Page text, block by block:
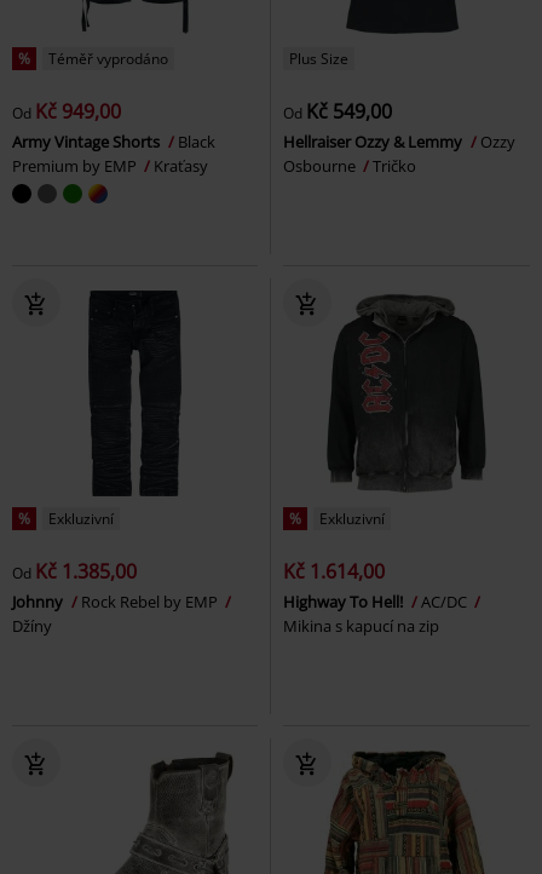
% Téměř vyprodáno
Od Kč 949,00
Army Vintage Shorts
Black
Premium by EMP
Kraťasy
Plus Size
Od Kč 549,00
Hellraiser Ozzy & Lemmy
Ozzy
Osbourne
Tričko
% Exkluzivní
Od Kč 1.385,00
Johnny
Rock Rebel by EMP
Džíny
% Exkluzivní
Kč 1.614,00
Highway To Hell!
AC/DC
Mikina s kapucí na zip